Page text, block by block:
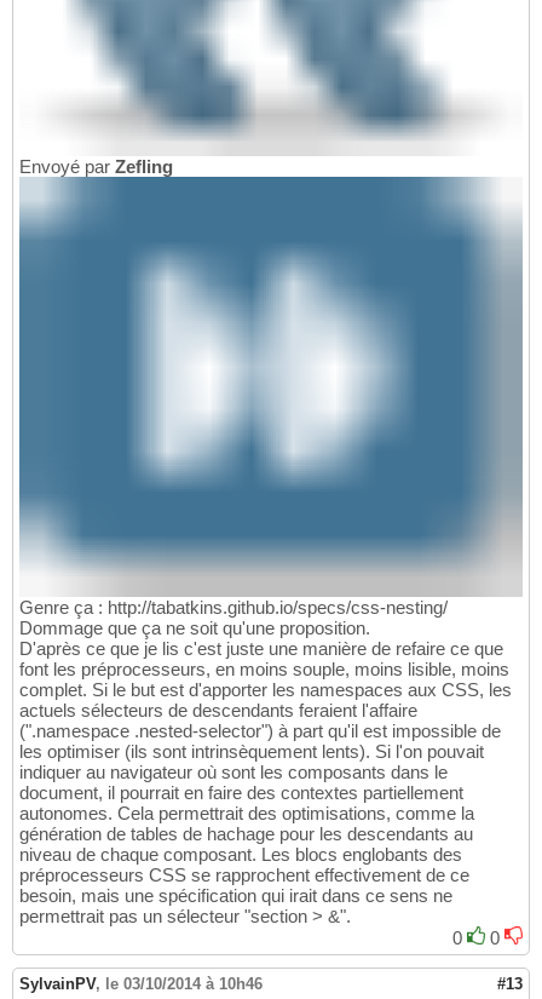
Envoyé par Zefling
Genre ça : http://tabatkins.github.io/specs/css-nesting/
Dommage que ça ne soit qu'une proposition.
D'après ce que je lis c'est juste une manière de refaire ce que
font les préprocesseurs, en moins souple, moins lisible, moins
complet. Si le but est d'apporter les namespaces aux CSS, les
actuels sélecteurs de descendants feraient l'affaire
(".namespace .nested-selector") à part qu'il est impossible de
les optimiser (ils sont intrinsèquement lents). Si l'on pouvait
indiquer au navigateur où sont les composants dans le
document, il pourrait en faire des contextes partiellement
autonomes. Cela permettrait des optimisations, comme la
génération de tables de hachage pour les descendants au
niveau de chaque composant. Les blocs englobants des
préprocesseurs CSS se rapprochent effectivement de ce
besoin, mais une spécification qui irait dans ce sens ne
permettrait pas un sélecteur "section > &".
0
0
SylvainPV, le 03/10/2014 à 10h46 #13